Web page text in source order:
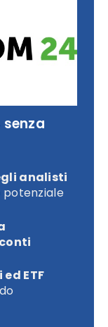
analisti
potenziale
conti
ETF